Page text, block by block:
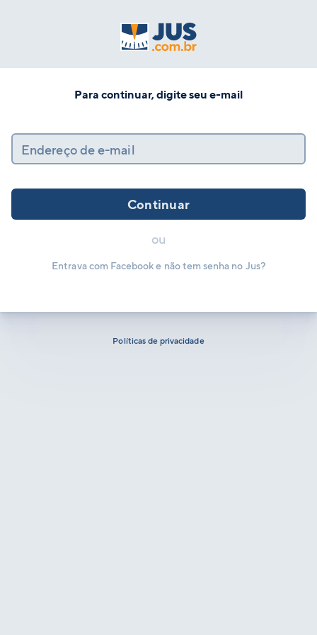
Para continuar, digite seu e-mail
Endereço de e-mail
Continuar
ou
Entrava com Facebook e não tem senha no Jus?
Políticas de privacidade